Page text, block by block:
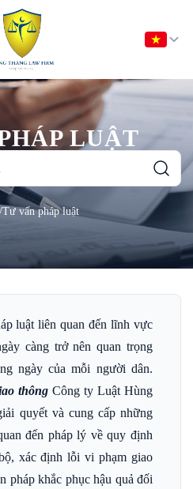
LUẬT
Tư vấn pháp luật
luật liên quan đến lĩnh vực
càng trở nên quan trọng
ngày của mỗi người dân.
thôngCông ty Luật Hùng
quyết và cung cấp những
đến pháp lý về quy định
xác định lỗi vi phạm giao
pháp khắc phục hậu quả đối